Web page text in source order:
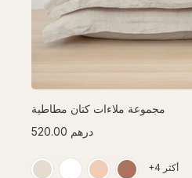
مجموعة ملاءات كتان مطاطية
520.00 درهم
+4 أكثر